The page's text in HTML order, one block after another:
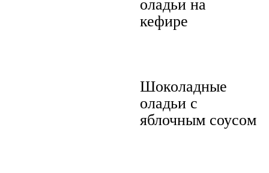
кефире
Шоколадные
оладьи с
яблочным соусом